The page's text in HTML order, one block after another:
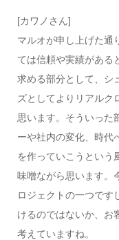
[カワノさん]
マルオが申し上げた通
ては信頼や実績がある
求める部分として、シ
ズとしてよりリアルク
思います。そういった
ーや社内の変化、時代
を作っていこうという
味噌ながら思います。
ロジェクトの一つです
けるのではないか、お
考えていますね。